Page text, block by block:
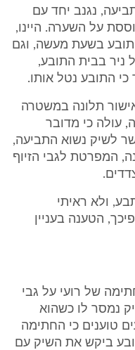
נגנב יחד עם
על השערה. היינו,
בשעת מעשה, וגם
ניר בבית התובע,
התובע נטל אותו.
תלונה במשטרה
עולה כי מדובר
לשיק נשוא התביעה,
המפרטת לגבי הזיוף
ולא ראיתי
הטענה בעניין
של רועי על גבי
נמסר לו כשהוא
טוענים כי החתימה
ביקש את השיק עם